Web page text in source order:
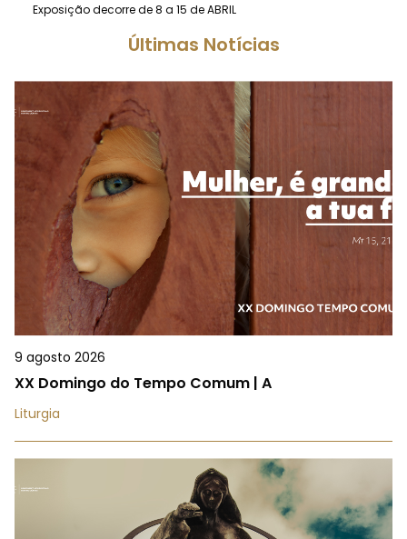
Exposição decorre de 8 a 15 de ABRIL
Últimas Notícias
9 agosto 2026
XX Domingo do Tempo Comum | A
Liturgia